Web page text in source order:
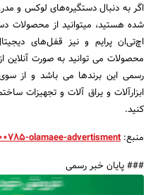
اچ‌تی‌ان پرایم و نیز قفل‌های
محصولات می توانید به صورت آنلاین
رسمی این برندها می باشد و از
ابزارآلات و یراق آلات و تجهیزات
کنید.
منبع:olamaee-advertisment/
### پایان خبر رسمی